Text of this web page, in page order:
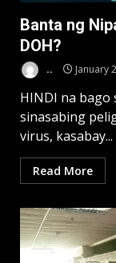
Banta ng
DOH?
.. January
HINDI na bago
sinasabing
virus, kasabay...
Read More